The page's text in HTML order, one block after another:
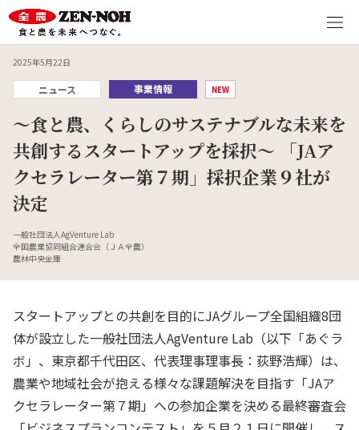
2025年5月22日
ニュース 事業情報 NEW
～食と農、くらしのサステナブルな未来を
共創するスタートアップを採択～ 「JAア
クセラレーター第７期」採択企業９社が
決定
一般社団法人AgVenture Lab
全国農業協同組合連合会（ＪＡ全農）
農林中央金庫
スタートアップとの共創を目的にJAグループ全国組織8団
体が設立した一般社団法人AgVenture Lab（以下「あぐラ
ボ」、東京都千代田区、代表理事理事長：荻野浩輝）は、
農業や地域社会が抱える様々な課題解決を目指す「JAア
クセラレーター第７期」への参加企業を決める最終審査会